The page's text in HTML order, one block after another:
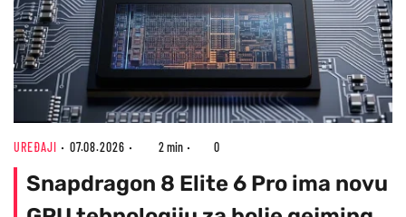
UREĐAJI 07.08.2026 2 min 0
Snapdragon 8 Elite 6 Pro ima novu